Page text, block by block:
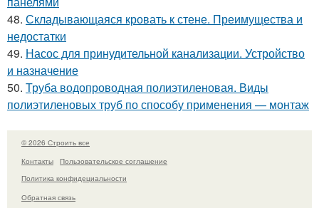
48. Складывающаяся кровать к стене. Преимущества и
недостатки
49. Насос для принудительной канализации. Устройство
и назначение
50. Труба водопроводная полиэтиленовая. Виды
полиэтиленовых труб по способу применения — монтаж
© 2026 Строить все
Контакты
Пользовательское соглашение
Политика конфидециальности
Обратная связь